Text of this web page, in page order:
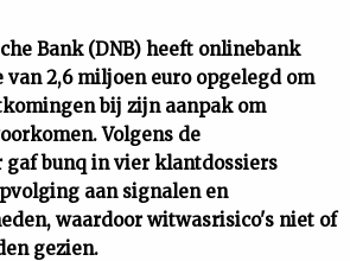
Bank (DNB) heeft onlinebank
van 2,6 miljoen euro opgelegd om
bij zijn aanpak om
Volgens de
gaf bunq in vier klantdossiers
aan signalen en
waardoor witwasrisico's niet of
gezien.